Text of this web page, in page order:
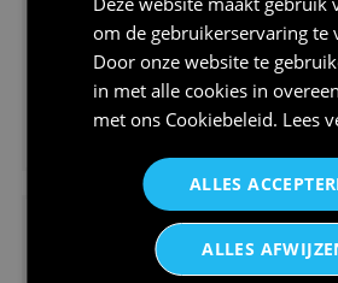
€24,95
om de gebruikerservaring te
Door onze website te
in met alle cookies in
met ons Cookiebeleid. Lees
ALLES
ALLES